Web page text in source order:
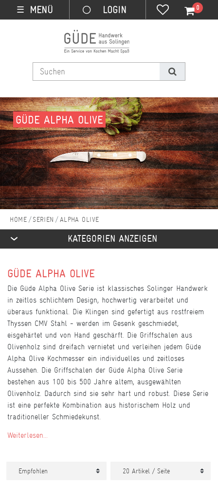
☰ MENÜ 0
GÜDE ALPHA OLIVE
SERIEN ALPHA OLIVE
KATEGORIEN ANZEIGEN
GÜDE ALPHA OLIVE
Die Güde Alpha Olive Serie ist klassisches Solinger Handwerk
in zeitlos schlichtem Design, hochwertig verarbeitet und
überaus funktional. Die Klingen sind gefertigt aus rostfreiem
Thyssen CMV Stahl - werden im Gesenk geschmiedet,
eisgehärtet und von Hand geschärft. Die Griffschalen aus
Olivenholz sind dreifach vernietet und verleihen jedem Güde
Alpha Olive Kochmesser ein individuelles und zeitloses
Aussehen. Die Griffschalen der Güde Alpha Olive Serie
bestehen aus 100 bis 500 Jahre altem, ausgewählten
Olivenholz. Dadurch sind sie sehr hart und robust. Diese Serie
ist eine perfekte Kombination aus historischem Holz und
traditioneller Schmiedekunst.
Weiterlesen...